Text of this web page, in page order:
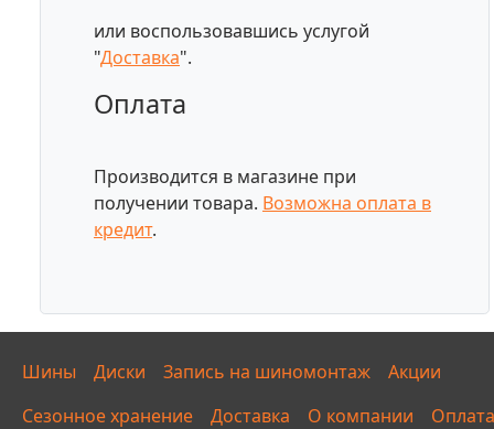
или воспользовавшись услугой
"Доставка".
Оплата
Производится в магазине при
получении товара. Возможна оплата в
кредит.
Шины Диски Запись на шиномонтаж
Акции
Сезонное хранение
Доставка О компании
Оплата